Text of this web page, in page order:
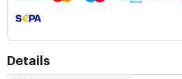
Details